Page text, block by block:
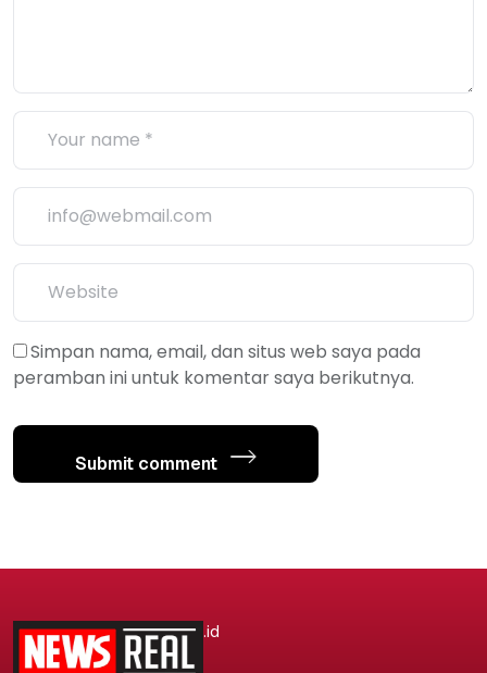
Simpan nama, email, dan situs web saya pada
peramban ini untuk komentar saya berikutnya.
Submit comment
.id